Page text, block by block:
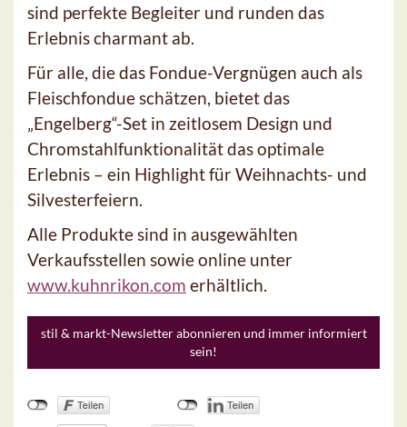
sind perfekte Begleiter und runden das
Erlebnis charmant ab.
Für alle, die das Fondue-Vergnügen auch als
Fleischfondue schätzen, bietet das
„Engelberg“-Set in zeitlosem Design und
Chromstahlfunktionalität das optimale
Erlebnis – ein Highlight für Weihnachts- und
Silvesterfeiern.
Alle Produkte sind in ausgewählten
Verkaufsstellen sowie online unter
www.kuhnrikon.com erhältlich.
stil & markt-Newsletter abonnieren und immer informiert
sein!